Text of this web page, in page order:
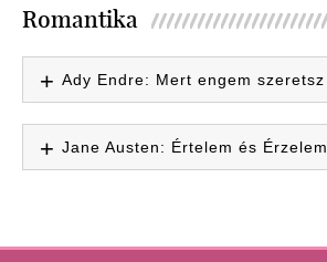
Romantika
Ady Endre: Mert engem szeretsz
Jane Austen: Értelem és Érzelem